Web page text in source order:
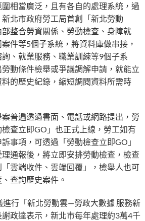
相當廣泛，且有各自的處理系統，過
北市政府勞工局首創「新北勞動
整合勞資關係、勞動檢查、身障就
件等5個子系統，將資料庫做串接，
、就業服務、職業訓練等9個子系
動條件檢舉或爭議調解申請，就能立
的歷史紀錄，縮短調閱資料所需時
普遍透過書面、電話或網路提出，勞
查立即GO」也正式上線，勞工如有
事項，可透過「勞動檢查立即GO」
通報後，將立即安排勞動檢查，檢查
雲端收件、雲端回覆」，檢舉人也可
查詢歷史案件。
進行「新北勞動雲—勞政大數據 服務新
政達表示，新北市每年處理約3萬4千